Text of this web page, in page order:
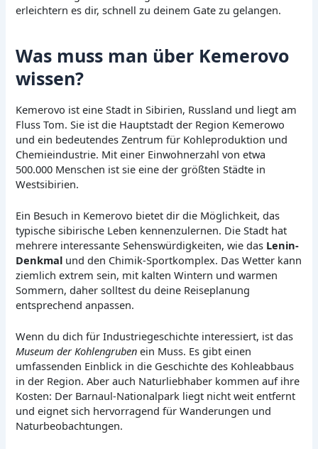
erleichtern es dir, schnell zu deinem Gate zu gelangen.
Was muss man über Kemerovo
wissen?
Kemerovo ist eine Stadt in Sibirien, Russland und liegt am
Fluss Tom. Sie ist die Hauptstadt der Region Kemerowo
und ein bedeutendes Zentrum für Kohleproduktion und
Chemieindustrie. Mit einer Einwohnerzahl von etwa
500.000 Menschen ist sie eine der größten Städte in
Westsibirien.
Ein Besuch in Kemerovo bietet dir die Möglichkeit, das
typische sibirische Leben kennenzulernen. Die Stadt hat
mehrere interessante Sehenswürdigkeiten, wie das Lenin-
Denkmal und den Chimik-Sportkomplex. Das Wetter kann
ziemlich extrem sein, mit kalten Wintern und warmen
Sommern, daher solltest du deine Reiseplanung
entsprechend anpassen.
Wenn du dich für Industriegeschichte interessiert, ist das
Museum der Kohlengruben ein Muss. Es gibt einen
umfassenden Einblick in die Geschichte des Kohleabbaus
in der Region. Aber auch Naturliebhaber kommen auf ihre
Kosten: Der Barnaul-Nationalpark liegt nicht weit entfernt
und eignet sich hervorragend für Wanderungen und
Naturbeobachtungen.